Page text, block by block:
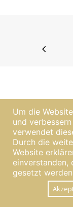
Um die
und
verwendet
Durch die
Website
einverstanden,
gesetzt